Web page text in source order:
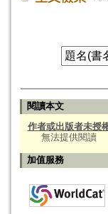
閱讀本文
作者或出版者未授
無法提供閱讀
加值服務